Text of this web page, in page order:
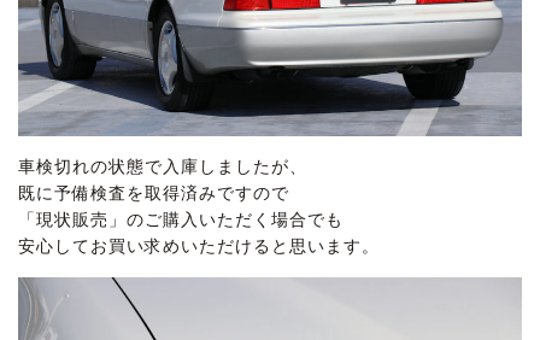
車検切れの状態で入庫しましたが、
既に予備検査を取得済みですので
「現状販売」のご購入いただく場合でも
安心してお買い求めいただけると思います。